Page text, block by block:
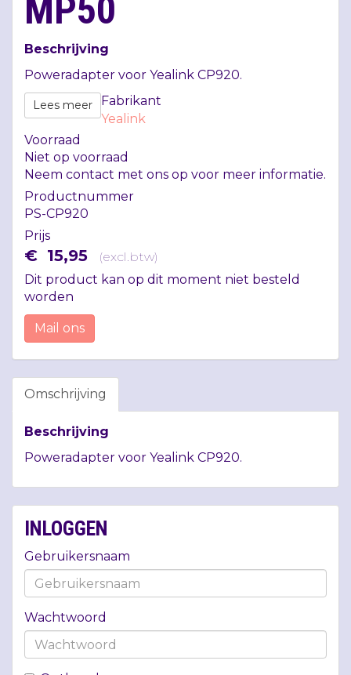
MP50
Beschrijving
Poweradapter voor Yealink CP920.
Lees meer
Fabrikant
Yealink
Voorraad
Niet op voorraad
Neem contact met ons op voor meer informatie.
Productnummer
PS-CP920
Prijs
€ 15,95 (excl.btw)
Dit product kan op dit moment niet besteld
worden
Mail ons
Omschrijving
Beschrijving
Poweradapter voor Yealink CP920.
INLOGGEN
Gebruikersnaam
Wachtwoord